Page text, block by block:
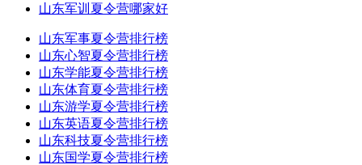
山东军训夏令营哪家好
山东军事夏令营排行榜
山东心智夏令营排行榜
山东学能夏令营排行榜
山东体育夏令营排行榜
山东游学夏令营排行榜
山东英语夏令营排行榜
山东科技夏令营排行榜
山东国学夏令营排行榜